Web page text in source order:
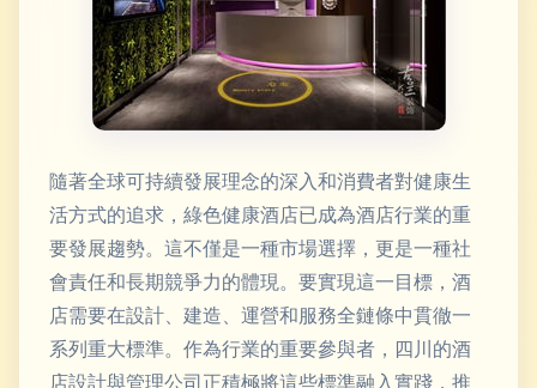
隨著全球可持續發展理念的深入和消費者對健康生
活方式的追求，綠色健康酒店已成為酒店行業的重
要發展趨勢。這不僅是一種市場選擇，更是一種社
會責任和長期競爭力的體現。要實現這一目標，酒
店需要在設計、建造、運營和服務全鏈條中貫徹一
系列重大標準。作為行業的重要參與者，四川的酒
店設計與管理公司正積極將這些標準融入實踐，推